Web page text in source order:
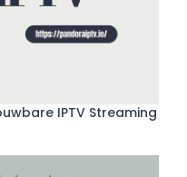
IPTV Streaming